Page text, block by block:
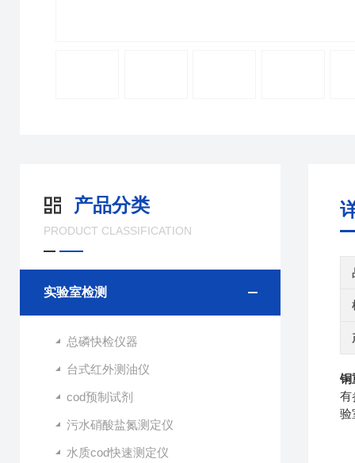
产品分类
PRODUCT CLASSIFICATION
实验室检测
总磷快检仪器
台式红外测油仪
cod预制试剂
污水硝酸盐氮测定仪
水质cod快速测定仪
铜
有
验